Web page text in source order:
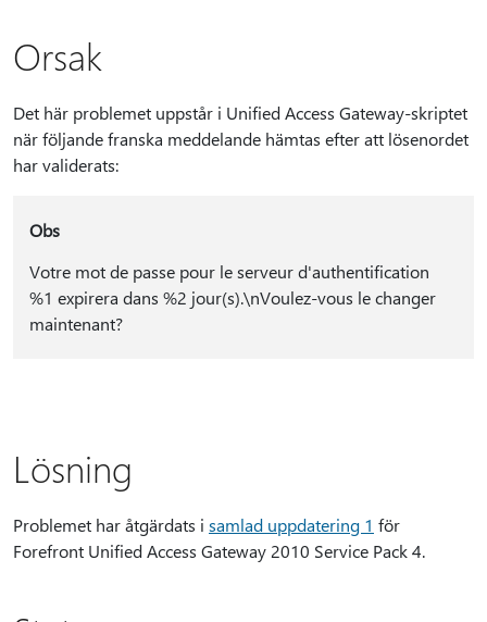
Orsak
Det här problemet uppstår i Unified Access Gateway-skriptet
när följande franska meddelande hämtas efter att lösenordet
har validerats:
Obs
Votre mot de passe pour le serveur d'authentification
%1 expirera dans %2 jour(s).\nVoulez-vous le changer
maintenant?
Lösning
Problemet har åtgärdats i samlad uppdatering 1 för
Forefront Unified Access Gateway 2010 Service Pack 4.